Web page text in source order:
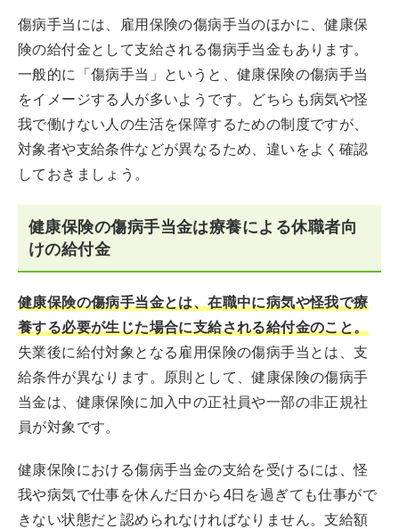
傷病手当には、雇用保険の傷病手当のほかに、健康保
険の給付金として支給される傷病手当金もあります。
一般的に「傷病手当」というと、健康保険の傷病手当
をイメージする人が多いようです。どちらも病気や怪
我で働けない人の生活を保障するための制度ですが、
対象者や支給条件などが異なるため、違いをよく確認
しておきましょう。
健康保険の傷病手当金は療養による休職者向
けの給付金
健康保険の傷病手当金とは、在職中に病気や怪我で療
養する必要が生じた場合に支給される給付金のこと。
失業後に給付対象となる雇用保険の傷病手当とは、支
給条件が異なります。原則として、健康保険の傷病手
当金は、健康保険に加入中の正社員や一部の非正規社
員が対象です。
健康保険における傷病手当金の支給を受けるには、怪
我や病気で仕事を休んだ日から4日を過ぎても仕事がで
きない状態だと認められなければなりません。支給額